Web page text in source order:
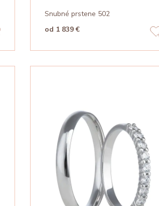
Snubné prstene 502
od 1 839 €